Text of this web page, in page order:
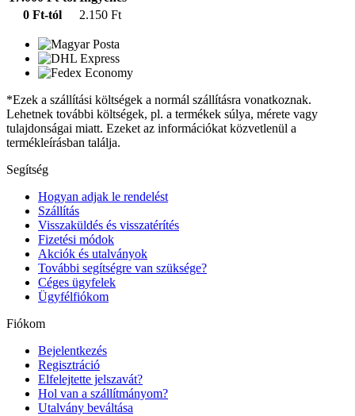
0 Ft-tól
2.150 Ft
*Ezek a szállítási költségek a normál szállításra vonatkoznak.
Lehetnek további költségek, pl. a termékek súlya, mérete vagy
tulajdonságai miatt. Ezeket az információkat közvetlenül a
termékleírásban találja.
Segítség
Hogyan adjak le rendelést
Szállítás
Visszaküldés és visszatérítés
Fizetési módok
Akciók és utalványok
További segítségre van szüksége?
Céges ügyfelek
Ügyfélfiókom
Fiókom
Bejelentkezés
Regisztráció
Elfelejtette jelszavát?
Hol van a szállítmányom?
Utalvány beváltása